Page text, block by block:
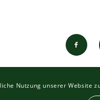
Nutzung unserer